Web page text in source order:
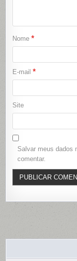
Nome*
E-mail*
Site
Salvar meus dados
comentar.